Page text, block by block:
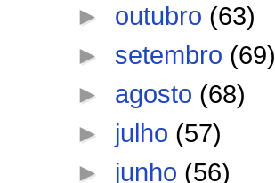
► outubro (63)
► setembro (69)
► agosto (68)
► julho (57)
► junho (56)